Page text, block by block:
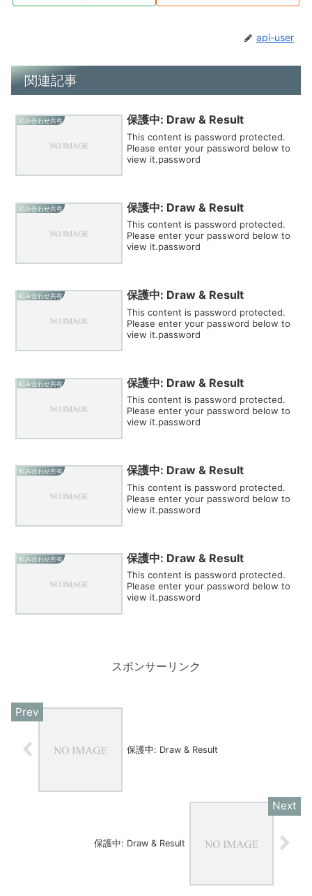
api-user
関連記事
組み合わせ共有 保護中: Draw & Result
This content is password protected.
Please enter your password below to
view it.password
組み合わせ共有 保護中: Draw & Result
This content is password protected.
Please enter your password below to
view it.password
組み合わせ共有 保護中: Draw & Result
This content is password protected.
Please enter your password below to
view it.password
組み合わせ共有 保護中: Draw & Result
This content is password protected.
Please enter your password below to
view it.password
組み合わせ共有 保護中: Draw & Result
This content is password protected.
Please enter your password below to
view it.password
組み合わせ共有 保護中: Draw & Result
This content is password protected.
Please enter your password below to
view it.password
スポンサーリンク
保護中: Draw & Result
保護中: Draw & Result